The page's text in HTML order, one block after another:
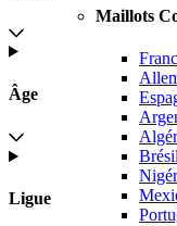
Maillots
Brésil
Âge
Ligue